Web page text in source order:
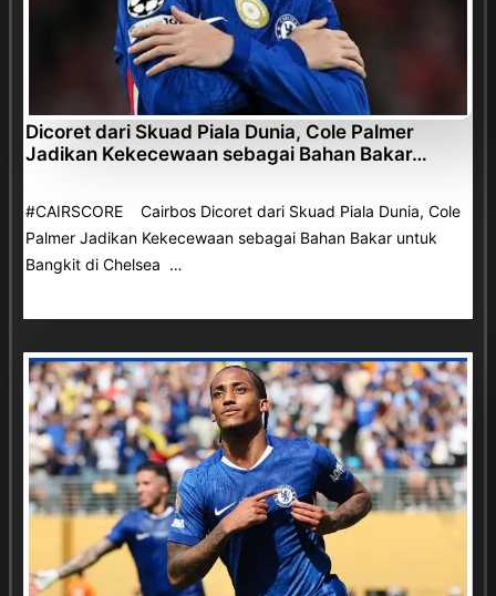
Dicoret dari Skuad Piala Dunia, Cole Palmer
Jadikan Kekecewaan sebagai Bahan Bakar…
#CAIRSCORE Cairbos Dicoret dari Skuad Piala Dunia, Cole
Palmer Jadikan Kekecewaan sebagai Bahan Bakar untuk
Bangkit di Chelsea …